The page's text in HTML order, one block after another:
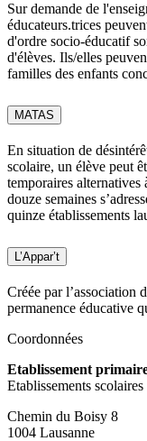
Sur demande de
éducateurs.trices
d'ordre socio-éducatif
d'élèves. Ils/elles
familles des enfants
MATAS
En situation de
scolaire, un élève peut
temporaires
douze semaines
quinze établissements
L’Appar’t
Créée par l’association
permanence éducative
Coordonnées
Etablissement
Etablissements scolaires
Chemin du Boisy 8
1004 Lausanne